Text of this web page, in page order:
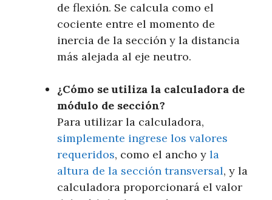
de flexión. Se calcula como el
cociente entre el momento de
inercia de la sección y la distancia
más alejada al eje neutro.
¿Cómo se utiliza la calculadora de
módulo de sección?
Para utilizar la calculadora,
simplemente ingrese los valores
requeridos, como el ancho y la
altura de la sección transversal, y la
calculadora proporcionará el valor